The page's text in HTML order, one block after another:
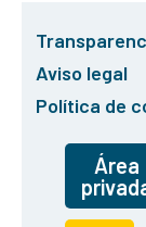
Aviso legal
Política de
Área